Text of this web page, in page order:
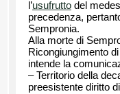
l’usufrutto del
precedenza,
Sempronia.
Alla morte di
Ricongiungimento
intende la
– Territorio della
preesistente diritto